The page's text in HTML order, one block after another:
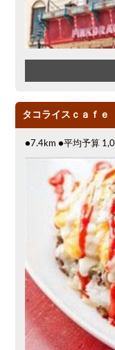
タコライスｃａｆ
●7.4km ●平均予算